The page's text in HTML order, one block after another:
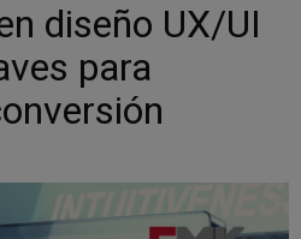
diseño UX/UI
para